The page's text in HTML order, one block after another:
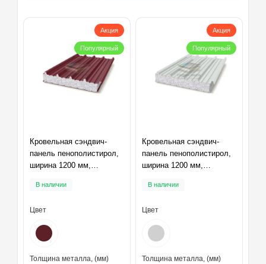
Акция
Популярный
Кровельная сэндвич-
панель пенополистирол,
ширина 1200 мм,
В наличии
Цвет
Толщина металла, (мм)
Акция
Популярный
Кровельная сэндвич-
панель пенополистирол,
ширина 1200 мм,
В наличии
Цвет
Толщина металла, (мм)